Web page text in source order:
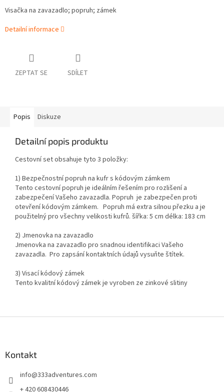
Visačka na zavazadlo; popruh; zámek
Detailní informace
ZEPTAT SE SDÍLET
Popis Diskuze
Detailní popis produktu
Cestovní set obsahuje tyto 3 položky:
1) Bezpečnostní popruh na kufr s kódovým zámkem
Tento cestovní popruh je ideálním řešením pro rozlišení a
zabezpečení Vašeho zavazadla. Popruh je zabezpečen proti
otevření kódovým zámkem. Popruh má extra silnou přezku a je
použitelný pro všechny velikosti kufrů. šířka: 5 cm délka: 183 cm
2) Jmenovka na zavazadlo
Jmenovka na zavazadlo pro snadnou identifikaci Vašeho
zavazadla. Pro zapsání kontaktních údajů vysuňte štítek.
3) Visací kódový zámek
Tento kvalitní kódový zámek je vyroben ze zinkové slitiny
Kontakt
info@333adventures.com
+ 420 608430446